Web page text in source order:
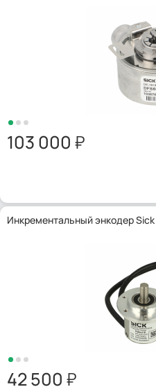
103 000
Инкрементальный энкодер
42 500